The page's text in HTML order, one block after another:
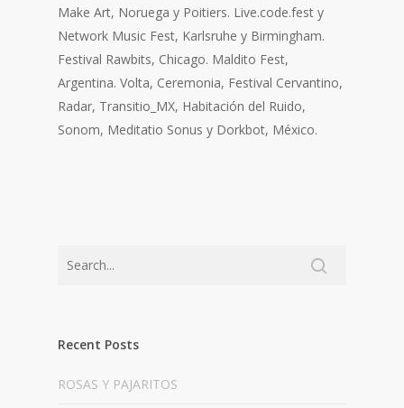
Make Art, Noruega y Poitiers. Live.code.fest y
Network Music Fest, Karlsruhe y Birmingham.
Festival Rawbits, Chicago. Maldito Fest,
Argentina. Volta, Ceremonia, Festival Cervantino,
Radar, Transitio_MX, Habitación del Ruido,
Sonom, Meditatio Sonus y Dorkbot, México.
Recent Posts
ROSAS Y PAJARITOS